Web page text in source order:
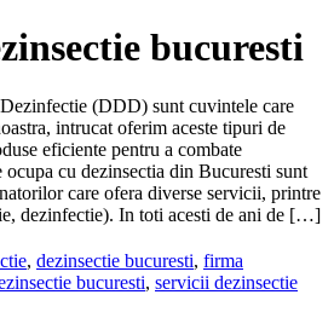
bucuresti
(DDD) sunt cuvintele care
intrucat oferim aceste tipuri de
eficiente pentru a combate
cu dezinsectia din Bucuresti sunt
care ofera diverse servicii, printre
dezinfectie). In toti acesti de ani de […]
, dezinsectie bucuresti, firma
bucuresti, servicii dezinsectie